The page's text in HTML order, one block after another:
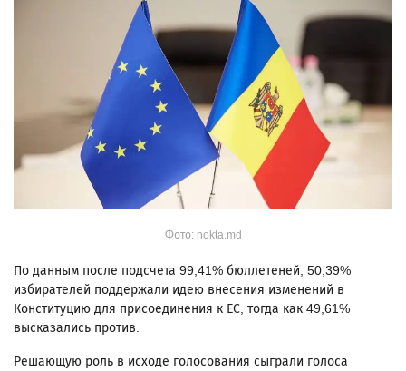
Фото: nokta.md
По данным после подсчета 99,41% бюллетеней, 50,39%
избирателей поддержали идею внесения изменений в
Конституцию для присоединения к ЕС, тогда как 49,61%
высказались против.
Решающую роль в исходе голосования сыграли голоса